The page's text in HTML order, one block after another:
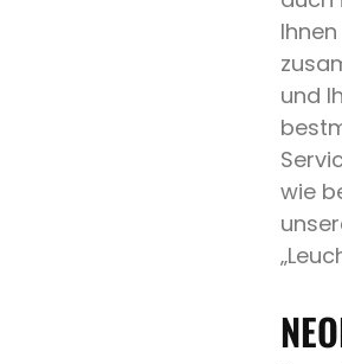
Ihnen
und
wie